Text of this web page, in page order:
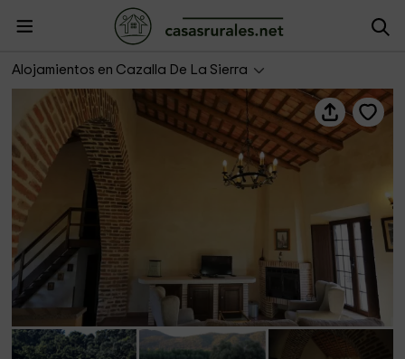
Alojamientos en Cazalla De La Sierra
Villa Escutia- El Halcón